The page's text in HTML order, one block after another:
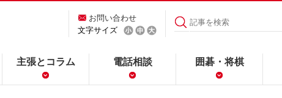
お問い合わせ
文字サイズ
主張とコラム 電話相談 囲碁・将棋